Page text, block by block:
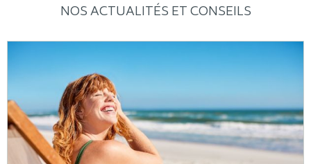
NOS ACTUALITÉS ET CONSEILS